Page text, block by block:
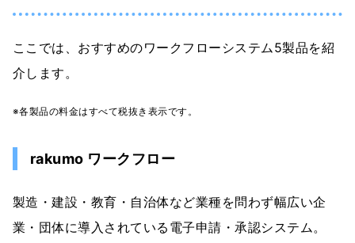
ここでは、おすすめのワークフローシステム5製品を紹
介します。
※各製品の料金はすべて税抜き表示です。
rakumo ワークフロー
製造・建設・教育・自治体など業種を問わず幅広い企
業・団体に導入されている電子申請・承認システム。